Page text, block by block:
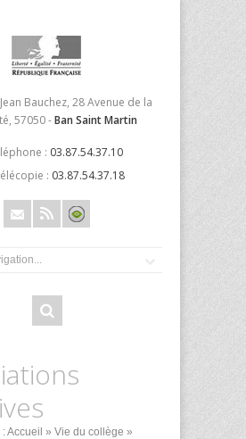
Bauchez, 28 Avenue de la
57050 -Ban Saint Martin
: 03.87.54.37.10
: 03.87.54.37.18
:Accueil » Vie du collège »